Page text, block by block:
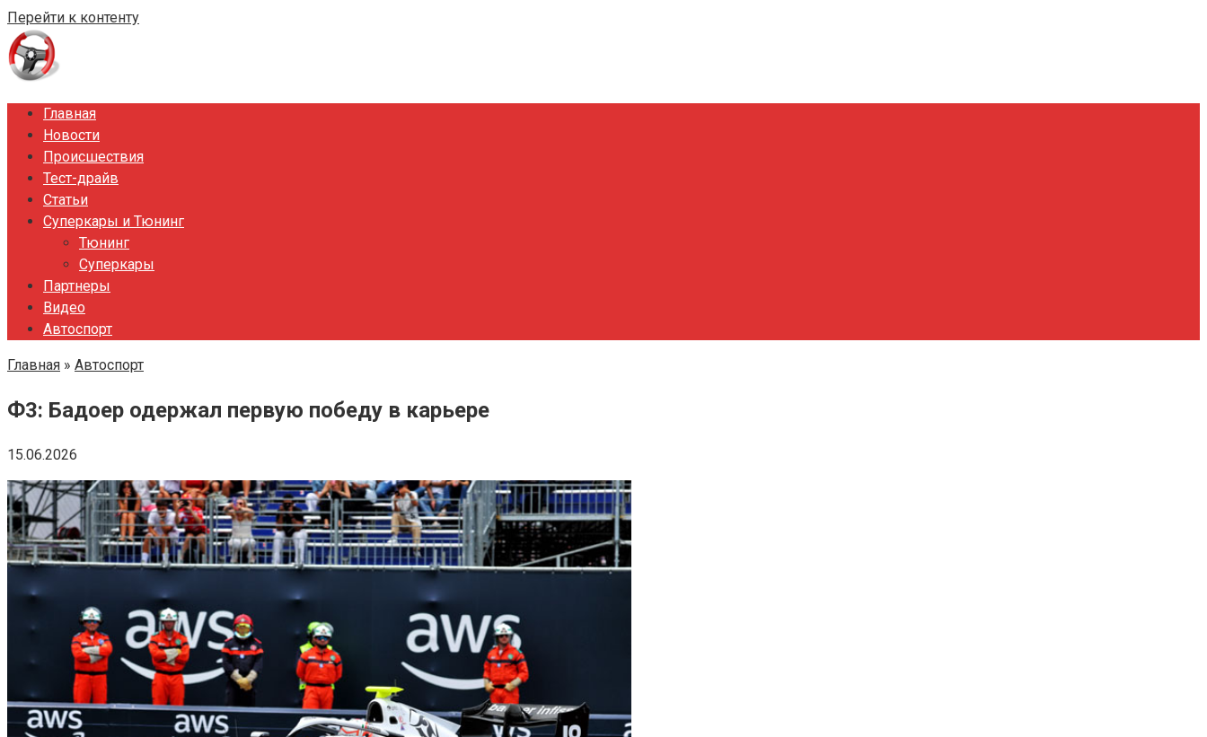
Перейти к контенту
Главная
Новости
Происшествия
Тест-драйв
Статьи
Суперкары и Тюнинг
Тюнинг
Суперкары
Партнеры
Видео
Автоспорт
Главная » Автоспорт
Ф3: Бадоер одержал первую победу в карьере
15.06.2026